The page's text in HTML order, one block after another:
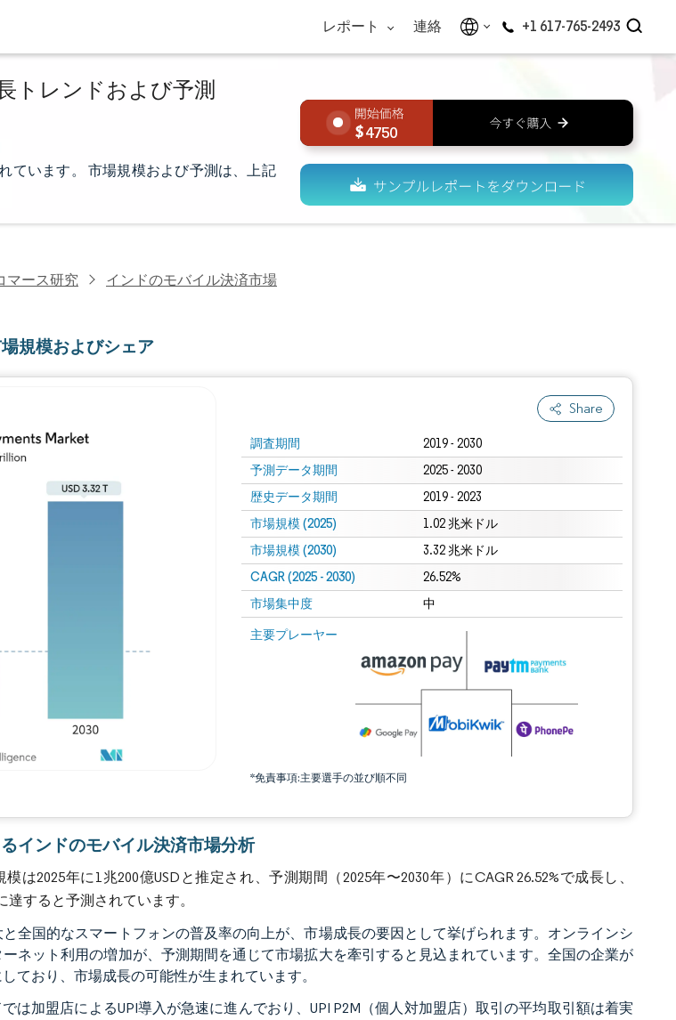
レポート 連絡 +1 617-765-2493
トレンドおよび予測
ています。 市場規模および予測は、上記
4750
マース研究 インドのモバイル決済市場
規模およびシェア
Share
調査期間 2019 - 2030
予測データ期間 2025 - 2030
歴史データ期間 2019 - 2023
市場規模 (2025) 1.02 兆米ドル
市場規模 (2030) 3.32 兆米ドル
CAGR (2025 - 2030) 26.52%
市場集中度 中
主要プレーヤー
*免責事項:主要選手の並び順不同
インドのモバイル決済市場分析
は2025年に1兆200億USDと推定され、予測期間（2025年〜2030年）にCAGR 26.52%で成長し、
達すると予測されています。
全国的なスマートフォンの普及率の向上が、市場成長の要因として挙げられます。オンラインシ
ネット利用の増加が、予測期間を通じて市場拡大を牽引すると見込まれています。全国の企業が
ており、市場成長の可能性が生まれています。
は加盟店によるUPI導入が急速に進んでおり、UPI P2M（個人対加盟店）取引の平均取引額は着実